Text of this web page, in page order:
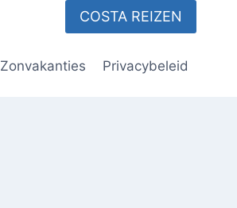
COSTA REIZEN
Zonvakanties Privacybeleid